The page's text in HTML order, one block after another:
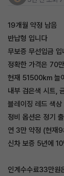
19개월 약정 남음
반납형 입니다
무보증 무선입금 입
정확한 가격은 70
현재 51500km 늘
내부 검은색 시트,
블레이징 레드 색상
정비 옵션은 정기
연 3만 약정 (현재
신차 보증 5년에
인계수수료33만원